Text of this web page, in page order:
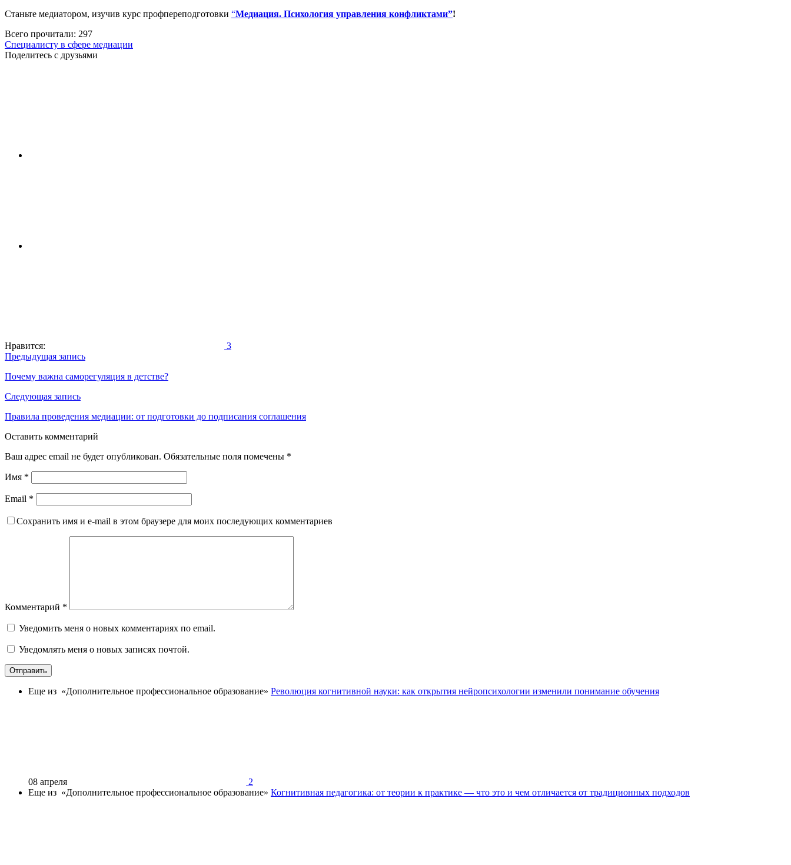
Станьте медиатором, изучив курс профпереподготовки “Медиация. Психология управления конфликтами”!
Всего прочитали: 297
Специалисту в сфере медиации
Поделитесь с друзьями
Нравится: 3
Навигация
по
записям
Предыдущая запись
Почему важна саморегуляция в детстве?
Следующая запись
Правила проведения медиации: от подготовки до подписания соглашения
Оставить комментарий
Ваш адрес email не будет опубликован. Обязательные поля помечены *
Имя *
Email *
Сохранить имя и e-mail в этом браузере для моих последующих комментариев
Комментарий *
Уведомить меня о новых комментариях по email.
Уведомлять меня о новых записях почтой.
Отправить
Еще из «Дополнительное профессиональное образование» Революция когнитивной науки: как открытия нейропсихологии изменили понимание обучения
08 апреля
2
Еще из «Дополнительное профессиональное образование» Когнитивная педагогика: от теории к практике — что это и чем отличается от традиционных подходов